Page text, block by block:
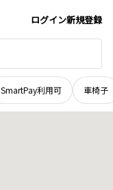
ログイン新規登録
SmartPay利用可 車椅子